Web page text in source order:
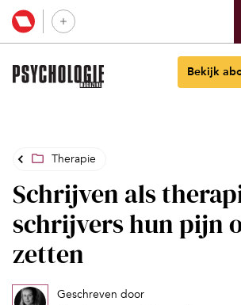
Bekijk
Therapie
Schrijven als
schrijvers hun pijn
zetten
Geschreven door